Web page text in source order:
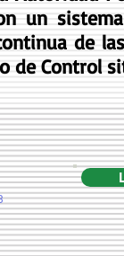
un
de
de Control